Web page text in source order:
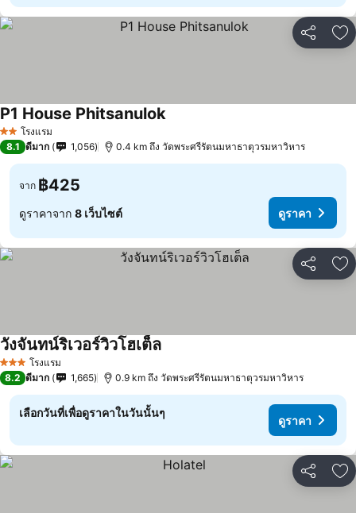
แชร์ เ
2 ดาวโรงแรม
P1 House Phitsanulok
8.1 ดีมาก 1,056 0.4 km ถึง วัดพระศรีรัตนมหาธาตุวรมหาวิหาร
จาก ฿425
ดูราคาจาก 8 เว็บไซต์ ดูราคา
แชร์ เ
3 ดาว โรงแรม
วังจันทน์ริเวอร์วิวโฮเต็ล
8.2 ดีมาก 1,665 0.9 km ถึง วัดพระศรีรัตนมหาธาตุวรมหาวิหาร
เลือกวันที่เพื่อดูราคาในวันนั้นๆ
ดูราคา
แชร์ เ